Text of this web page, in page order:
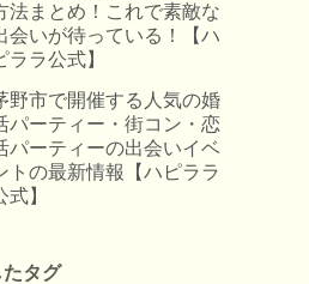
法まとめ！これで素敵な
会いが待っている！【ハ
ララ公式】
野市で開催する人気の婚
パーティー・街コン・恋
パーティーの出会いイベ
トの最新情報【ハピララ
式】
タグ